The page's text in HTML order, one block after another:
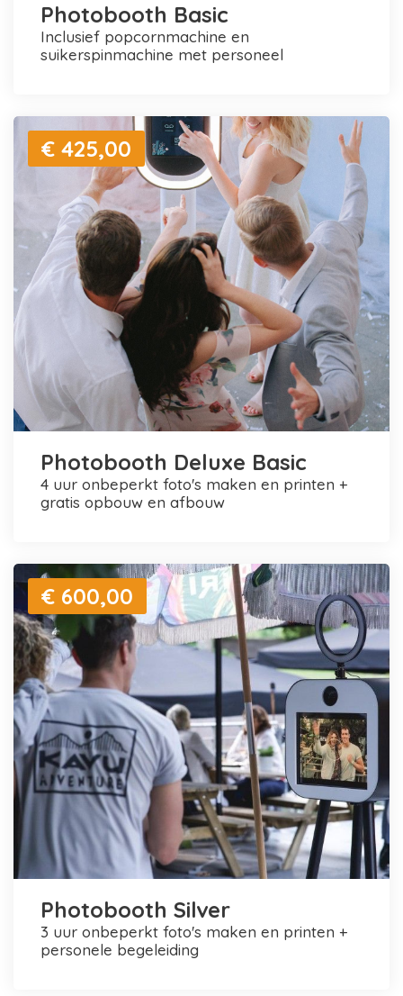
Photobooth Basic
inclusief popcornmachine en
suikerspinmachine met personeel
€ 425,00
Photobooth Deluxe Basic
4 uur onbeperkt foto's maken en printen +
gratis opbouw en afbouw
€ 600,00
Photobooth Silver
3 uur onbeperkt foto's maken en printen +
personele begeleiding